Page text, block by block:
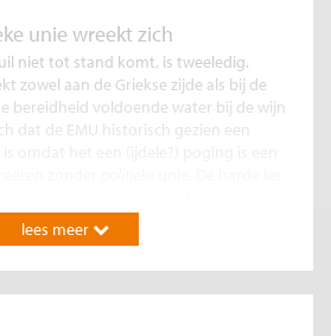
unie wreekt zich
niet tot stand komt, is tweeledig.
zowel aan de Griekse zijde als bij de
bereidheid voldoende water bij de wijn
dat de EMU historisch gezien een
vergaande politieke eenwording en
Bij gevolg moeten er steeds
lees meer